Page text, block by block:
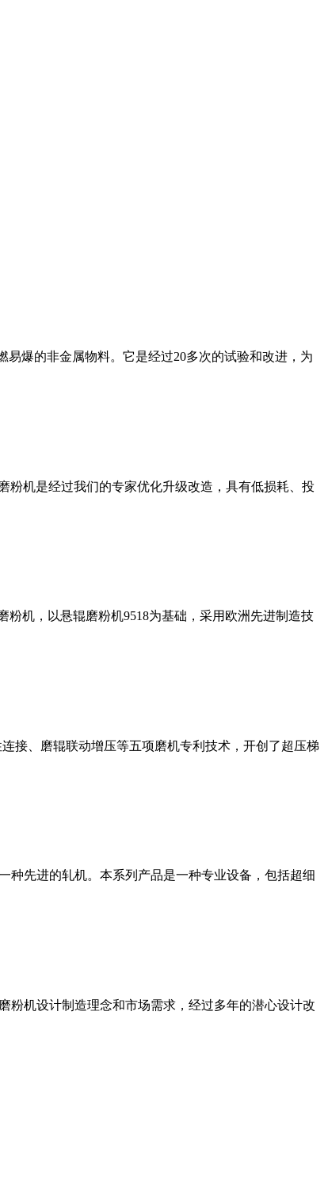
爆的非金属物料。它是经过20多次的试验和改进，为
粉机是经过我们的专家优化升级改造，具有低损耗、投
机，以悬辊磨粉机9518为基础，采用欧洲先进制造技
接、磨辊联动增压等五项磨机专利技术，开创了超压梯
种先进的轧机。本系列产品是一种专业设备，包括超细
粉机设计制造理念和市场需求，经过多年的潜心设计改